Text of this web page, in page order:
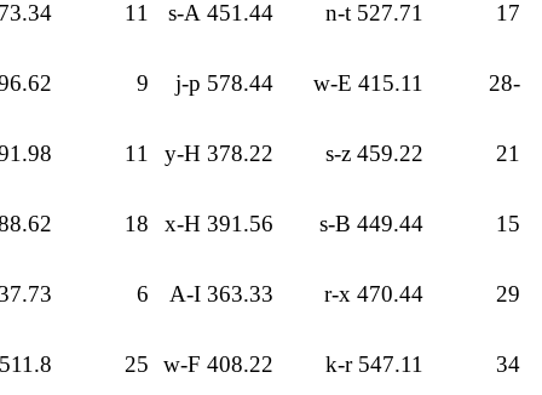
17
527.71 n-t
451.44 s-A
11
j-q
-28
415.11 w-E
578.44 j-p
9
p-v
21
459.22 s-z
378.22 y-H
11
p-v
15
449.44 s-B
391.56 x-H
18
q-w
29
470.44 r-x
363.33 A-I
6
u-A
34
547.11 k-r
408.22 w-F
25
511.8 o-t